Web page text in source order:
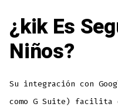
¿kik Es
Niños?
Su integración con
como G Suite) facilita